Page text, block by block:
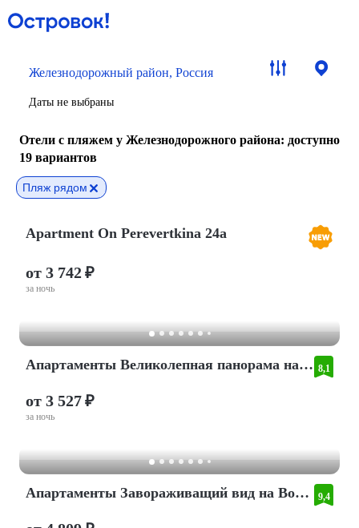
Железнодорожный район, Россия
Даты не выбраны
Отели с пляжем у Железнодорожного района: доступно
19 вариантов
Пляж рядом
Apartment On Perevertkina 24a
от 3 742 ₽
за ночь
Апартаменты Великолепная панорама на акваторию Воронежа 8,1
от 3 527 ₽
за ночь
Апартаменты Завораживащий вид на Воронежское море 9,4